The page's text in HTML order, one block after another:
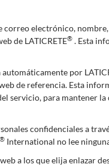
electrónico,
de LATICRETE® . Esta
por
de referencia. Esta
servicio, para mantener
confidenciales a
® International no lee
a los que elija enlazar